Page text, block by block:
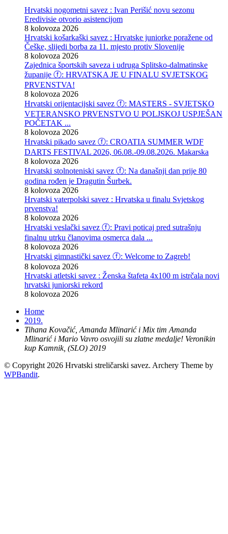
Hrvatski nogometni savez : Ivan Perišić novu sezonu
Eredivisie otvorio asistencijom
8 kolovoza 2026
Hrvatski košarkaški savez : Hrvatske juniorke poražene od
Češke, slijedi borba za 11. mjesto protiv Slovenije
8 kolovoza 2026
Zajednica športskih saveza i udruga Splitsko-dalmatinske
županije ⓕ: HRVATSKA JE U FINALU SVJETSKOG
PRVENSTVA!
8 kolovoza 2026
Hrvatski orijentacijski savez ⓕ: MASTERS - SVJETSKO
VETERANSKO PRVENSTVO U POLJSKOJ USPJEŠAN
POČETAK ...
8 kolovoza 2026
Hrvatski pikado savez ⓕ: CROATIA SUMMER WDF
DARTS FESTIVAL 2026, 06.08.-09.08.2026. Makarska
8 kolovoza 2026
Hrvatski stolnoteniski savez ⓕ: Na današnji dan prije 80
godina rođen je Dragutin Šurbek.
8 kolovoza 2026
Hrvatski vaterpolski savez : Hrvatska u finalu Svjetskog
prvenstva!
8 kolovoza 2026
Hrvatski veslački savez ⓕ: Pravi poticaj pred sutrašnju
finalnu utrku članovima osmerca dala ...
8 kolovoza 2026
Hrvatski gimnastički savez ⓕ: Welcome to Zagreb!
8 kolovoza 2026
Hrvatski atletski savez : Ženska štafeta 4x100 m istrčala novi
hrvatski juniorski rekord
8 kolovoza 2026
Home
2019.
Tihana Kovačić, Amanda Mlinarić i Mix tim Amanda
Mlinarić i Mario Vavro osvojili su zlatne medalje! Veronikin
kup Kamnik, (SLO) 2019
© Copyright 2026 Hrvatski streličarski savez. Archery Theme by
WPBandit.